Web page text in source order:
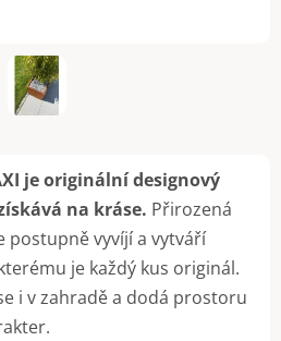
je originální designový
na kráse. Přirozená
postupně vyvíjí a vytváří
je každý kus originál.
i v zahradě a dodá prostoru